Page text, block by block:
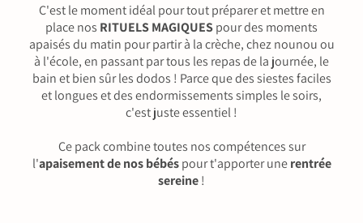
C'est le moment idéal pour tout préparer et mettre en
place nos RITUELS MAGIQUESpour des moments
apaisés du matin pour partir à la crèche, chez nounou ou
à l'école, en passant par tous les repas de la journée, le
bain et bien sûr les dodos ! Parce que des siestes faciles
et longues et des endormissements simples le soirs,
c'est juste essentiel !
Ce pack combine toutes nos compétences sur
l'apaisement de nos bébéspour t'apporter unerentrée
sereine!